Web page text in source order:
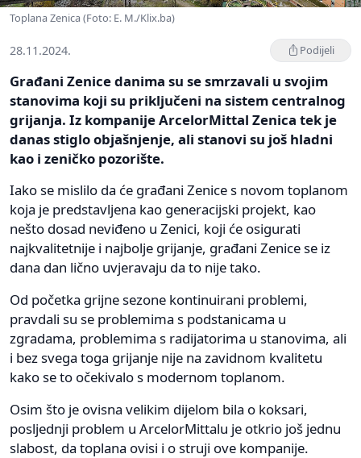
Toplana Zenica (Foto: E. M./Klix.ba)
28.11.2024. Podijeli
Građani Zenice danima su se smrzavali u svojim
stanovima koji su priključeni na sistem centralnog
grijanja. Iz kompanije ArcelorMittal Zenica tek je
danas stiglo objašnjenje, ali stanovi su još hladni
kao i zeničko pozorište.
Iako se mislilo da će građani Zenice s novom toplanom
koja je predstavljena kao generacijski projekt, kao
nešto dosad neviđeno u Zenici, koji će osigurati
najkvalitetnije i najbolje grijanje, građani Zenice se iz
dana dan lično uvjeravaju da to nije tako.
Od početka grijne sezone kontinuirani problemi,
pravdali su se problemima s podstanicama u
zgradama, problemima s radijatorima u stanovima, ali
i bez svega toga grijanje nije na zavidnom kvalitetu
kako se to očekivalo s modernom toplanom.
Osim što je ovisna velikim dijelom bila o koksari,
posljednji problem u ArcelorMittalu je otkrio još jednu
slabost, da toplana ovisi i o struji ove kompanije.